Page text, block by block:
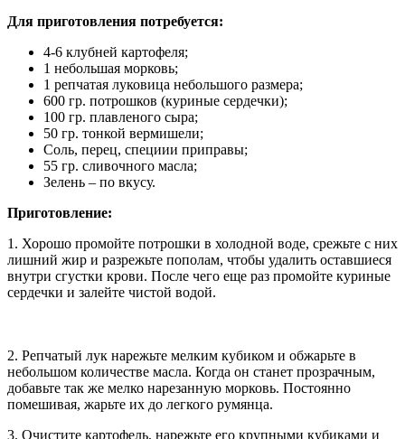
Для приготовления потребуется:
4-6 клубней картофеля;
1 небольшая морковь;
1 репчатая луковица небольшого размера;
600 гр. потрошков (куриные сердечки);
100 гр. плавленого сыра;
50 гр. тонкой вермишели;
Соль, перец, специии приправы;
55 гр. сливочного масла;
Зелень – по вкусу.
Приготовление:
1. Хорошо промойте потрошки в холодной воде, срежьте с них
лишний жир и разрежьте пополам, чтобы удалить оставшиеся
внутри сгустки крови. После чего еще раз промойте куриные
сердечки и залейте чистой водой.
2. Репчатый лук нарежьте мелким кубиком и обжарьте в
небольшом количестве масла. Когда он станет прозрачным,
добавьте так же мелко нарезанную морковь. Постоянно
помешивая, жарьте их до легкого румянца.
3. Очистите картофель, нарежьте его крупными кубиками и